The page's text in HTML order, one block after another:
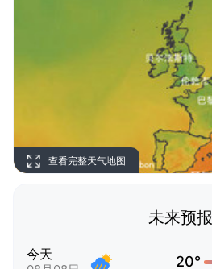
查看完整天气地图
未来预报
今天 20°